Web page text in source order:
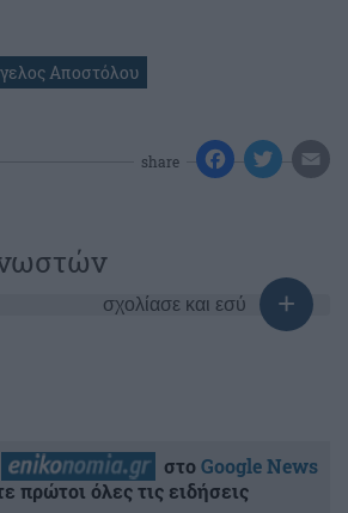
Αποστόλου
share
σχολίασε και εσύ
στοGoogle News
πρώτοι όλες τις ειδήσεις